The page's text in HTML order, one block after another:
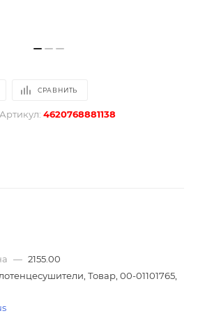
СРАВНИТЬ
Артикул: 4620768881138
— 2155.00
Товар, 00-01101765,